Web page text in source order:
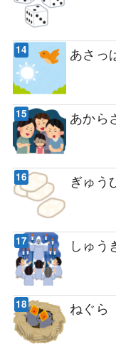
あさっ
あから
ぎゅう
しゅう
ねぐら